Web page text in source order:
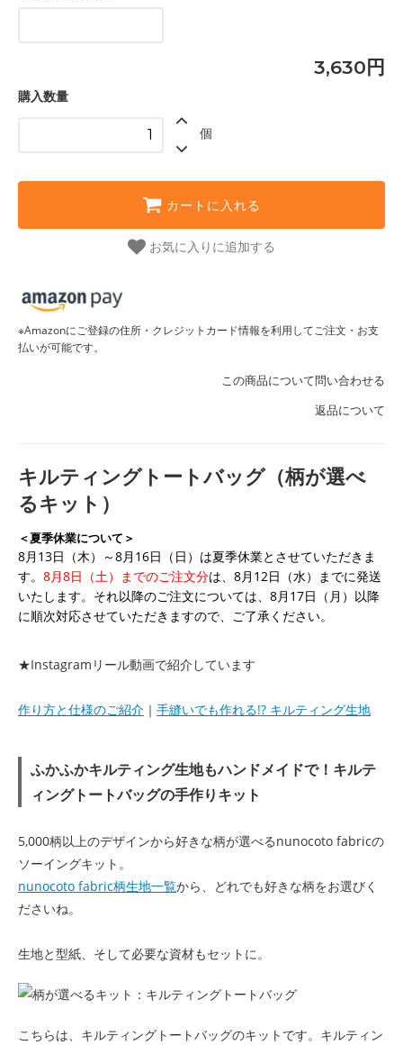
3,630円
購入数量
個
カートに入れる
お気に入りに追加する
※Amazonにご登録の住所・クレジットカード情報を利用してご注文・お支
払いが可能です。
この商品について問い合わせる
返品について
キルティングトートバッグ（柄が選べ
るキット）
＜夏季休業について＞
8月13日（木）～8月16日（日）は夏季休業とさせていただきま
す。 8月8日（土）までのご注文分は、8月12日（水）までに発送
いたします。それ以降のご注文については、8月17日（月）以降
に順次対応させていただきますので、ご了承ください。
★Instagramリール動画で紹介しています
作り方と仕様のご紹介 ｜ 手縫いでも作れる!? キルティング生地
ふかふかキルティング生地もハンドメイドで！キルテ
ィングトートバッグの手作りキット
5,000柄以上のデザインから好きな柄が選べるnunocoto fabricの
ソーイングキット。
nunocoto fabric柄生地一覧から、どれでも好きな柄をお選びく
ださいね。
生地と型紙、そして必要な資材もセットに。
こちらは、キルティングトートバッグのキットです。キルティン